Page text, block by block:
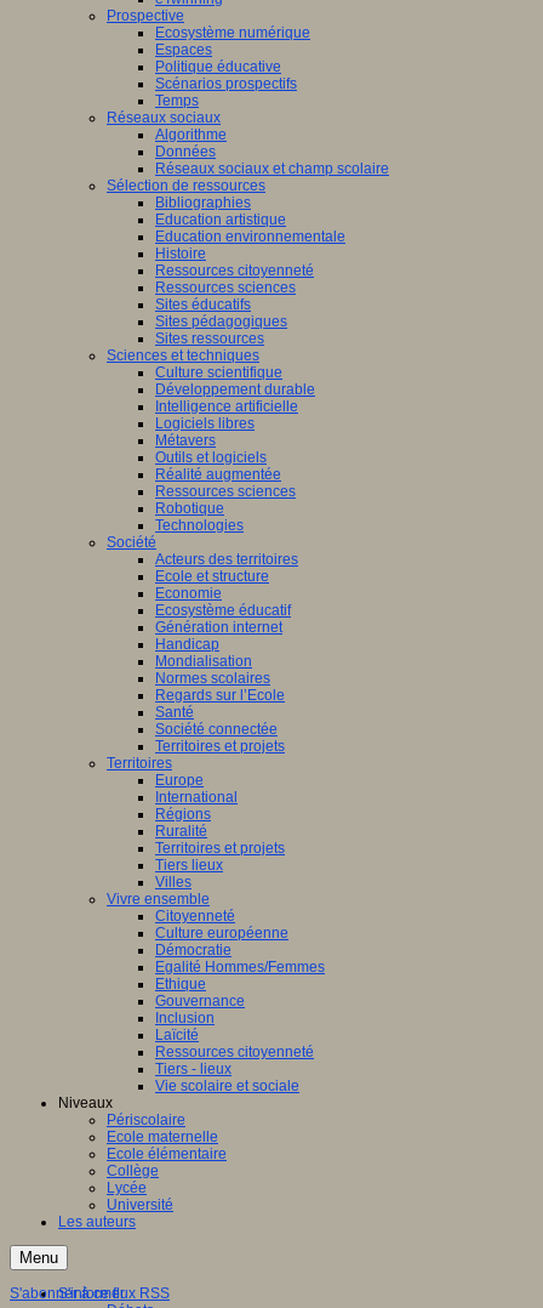
Prospective
Ecosystème numérique
Espaces
Politique éducative
Scénarios prospectifs
Temps
Réseaux sociaux
Algorithme
Données
Réseaux sociaux et champ scolaire
Sélection de ressources
Bibliographies
Education artistique
Education environnementale
Histoire
Ressources citoyenneté
Ressources sciences
Sites éducatifs
Sites pédagogiques
Sites ressources
Sciences et techniques
Culture scientifique
Développement durable
Intelligence artificielle
Logiciels libres
Métavers
Outils et logiciels
Réalité augmentée
Ressources sciences
Robotique
Technologies
Société
Acteurs des territoires
Ecole et structure
Economie
Ecosystème éducatif
Génération internet
Handicap
Mondialisation
Normes scolaires
Regards sur l’Ecole
Santé
Société connectée
Territoires et projets
Territoires
Europe
International
Régions
Ruralité
Territoires et projets
Tiers lieux
Villes
Vivre ensemble
Citoyenneté
Culture européenne
Démocratie
Egalité Hommes/Femmes
Ethique
Gouvernance
Inclusion
Laïcité
Ressources citoyenneté
Tiers - lieux
Vie scolaire et sociale
Niveaux
Périscolaire
Ecole maternelle
Ecole élémentaire
Collège
Lycée
Université
Les auteurs
Menu
S'informer
S'abonner à ce flux RSS